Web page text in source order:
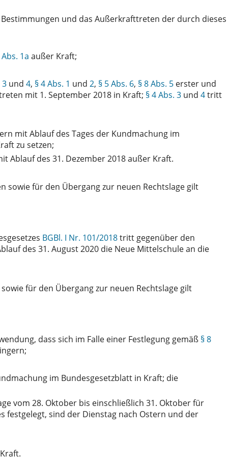
und das Außerkrafttreten der durch dieses
1a außer Kraft;
3 und 4, § 4 Abs. 1 und 2, § 5 Abs. 6, § 8 Abs. 5 erster und
mit 1. September 2018 in Kraft; § 4 Abs. 3 und 4tritt
mit Ablauf des Tages der Kundmachung im
zu setzen;
Ablauf des 31. Dezember 2018 außer Kraft.
sowie für den Übergang zur neuen Rechtslage gilt
BGBl. I Nr. 101/2018tritt gegenüber den
des 31. August 2020 die Neue Mittelschule an die
für den Übergang zur neuen Rechtslage gilt
dass sich im Falle einer Festlegung gemäß § 8
im Bundesgesetzblatt in Kraft; die
vom 28. Oktober bis einschließlich 31. Oktober für
festgelegt, sind der Dienstag nach Ostern und der